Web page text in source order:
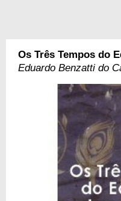
Os Três Tempos do
Eduardo Benzatti do